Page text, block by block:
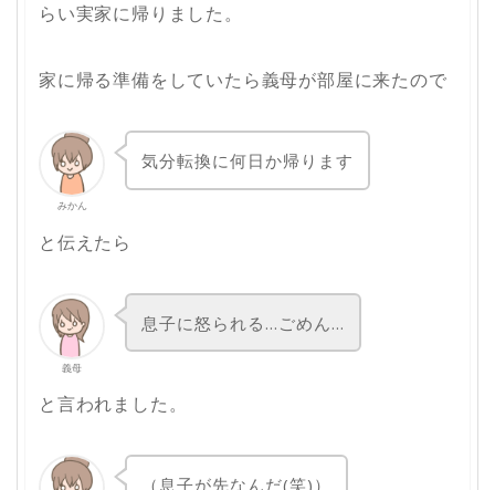
らい実家に帰りました。
家に帰る準備をしていたら義母が部屋に来たので
みかん
気分転換に何日か帰ります
と伝えたら
義母
息子に怒られる…ごめん…
と言われました。
（息子が先なんだ(笑)）